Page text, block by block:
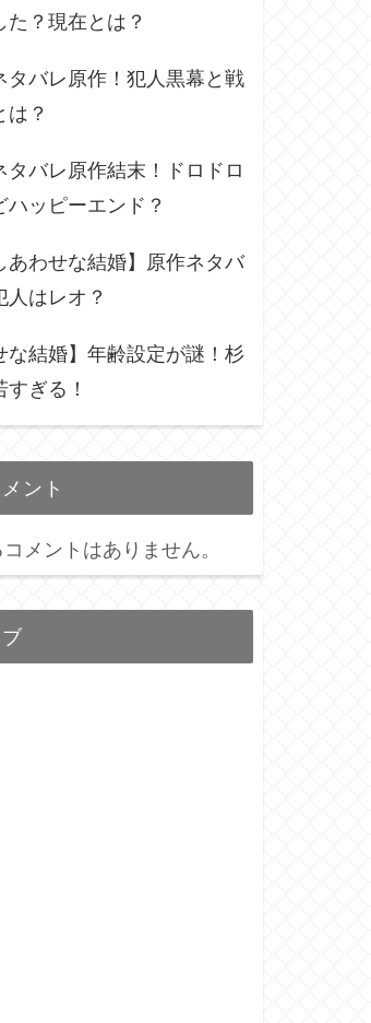
た？現在とは？
タバレ原作！犯人黒幕と戦
は？
タバレ原作結末！ドロドロ
ハッピーエンド？
あわせな結婚】原作ネタバ
人はレオ？
な結婚】年齢設定が謎！杉
ぎる！
ント
メントはありません。